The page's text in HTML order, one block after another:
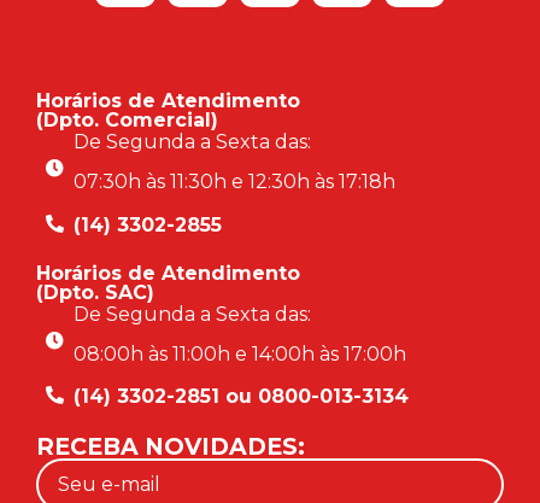
Horários de Atendimento
(Dpto. Comercial)
De Segunda a Sexta das:
07:30h às 11:30h e 12:30h às 17:18h
(14) 3302-2855
Horários de Atendimento
(Dpto. SAC)
De Segunda a Sexta das:
08:00h às 11:00h e 14:00h às 17:00h
(14) 3302-2851 ou 0800-013-3134
RECEBA NOVIDADES: